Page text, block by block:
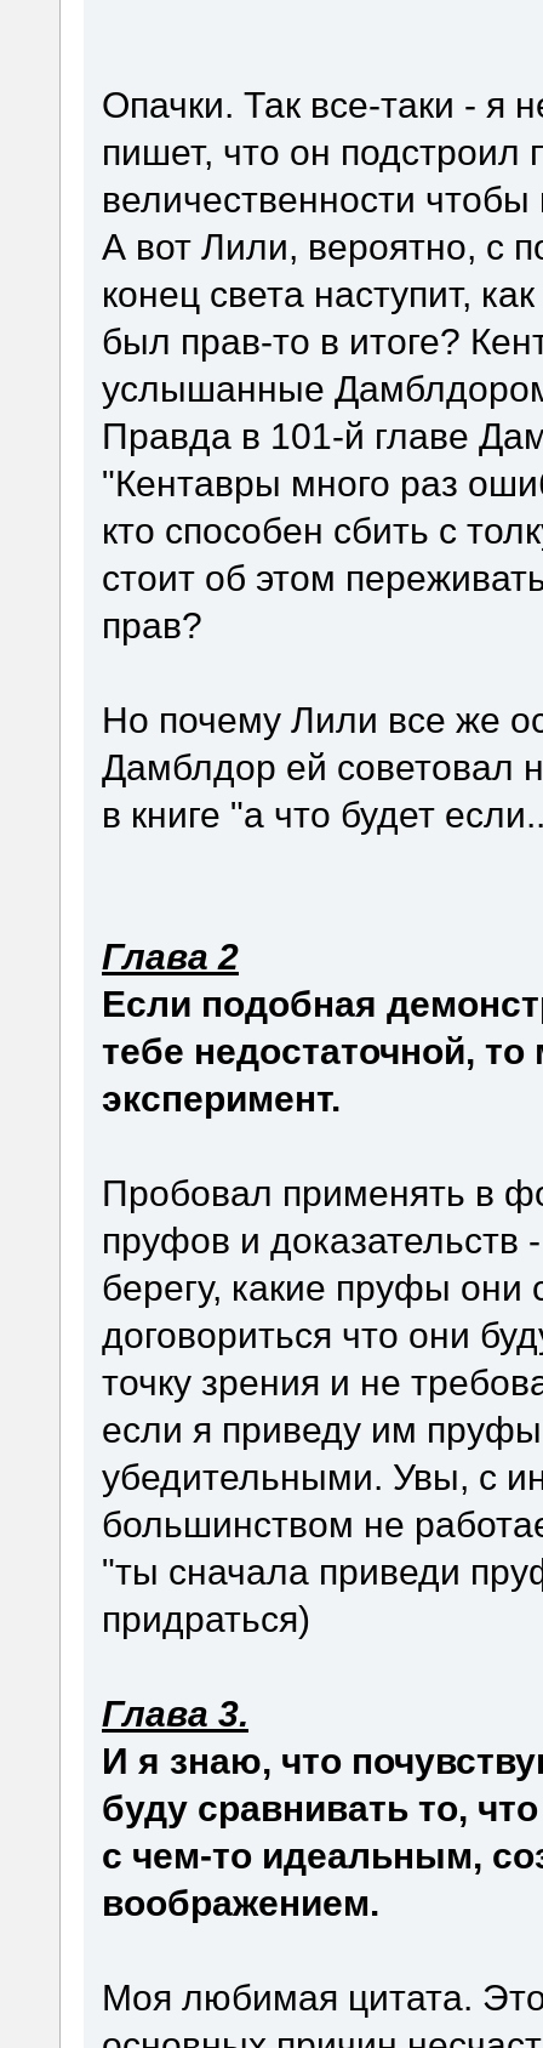
Опачки. Так все-таки - я
пишет, что он
величественности
А вот Лили, вероятно, с
конец света наступит,
был прав-то в итоге?
услышанные
Правда в 101-й главе
"Кентавры много раз
кто способен сбить с
стоит об этом
прав?
Но почему Лили все же
Дамблдор ей советовал
в книге "а что будет
Глава 2
Если подобная
тебе недостаточной,
эксперимент.
Пробовал применять в
пруфов и доказательств
берегу, какие пруфы они
договориться что они
точку зрения и не
если я приведу им
убедительными. Увы, с
большинством не
"ты сначала приведи
придраться)
Глава 3.
И я знаю, что
буду сравнивать то,
с чем-то идеальным,
воображением.
Моя любимая цитата.